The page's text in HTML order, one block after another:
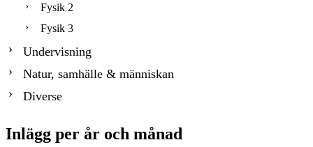
Fysik 2
Fysik 3
Undervisning
Natur, samhälle & människan
Diverse
Inlägg per år och månad